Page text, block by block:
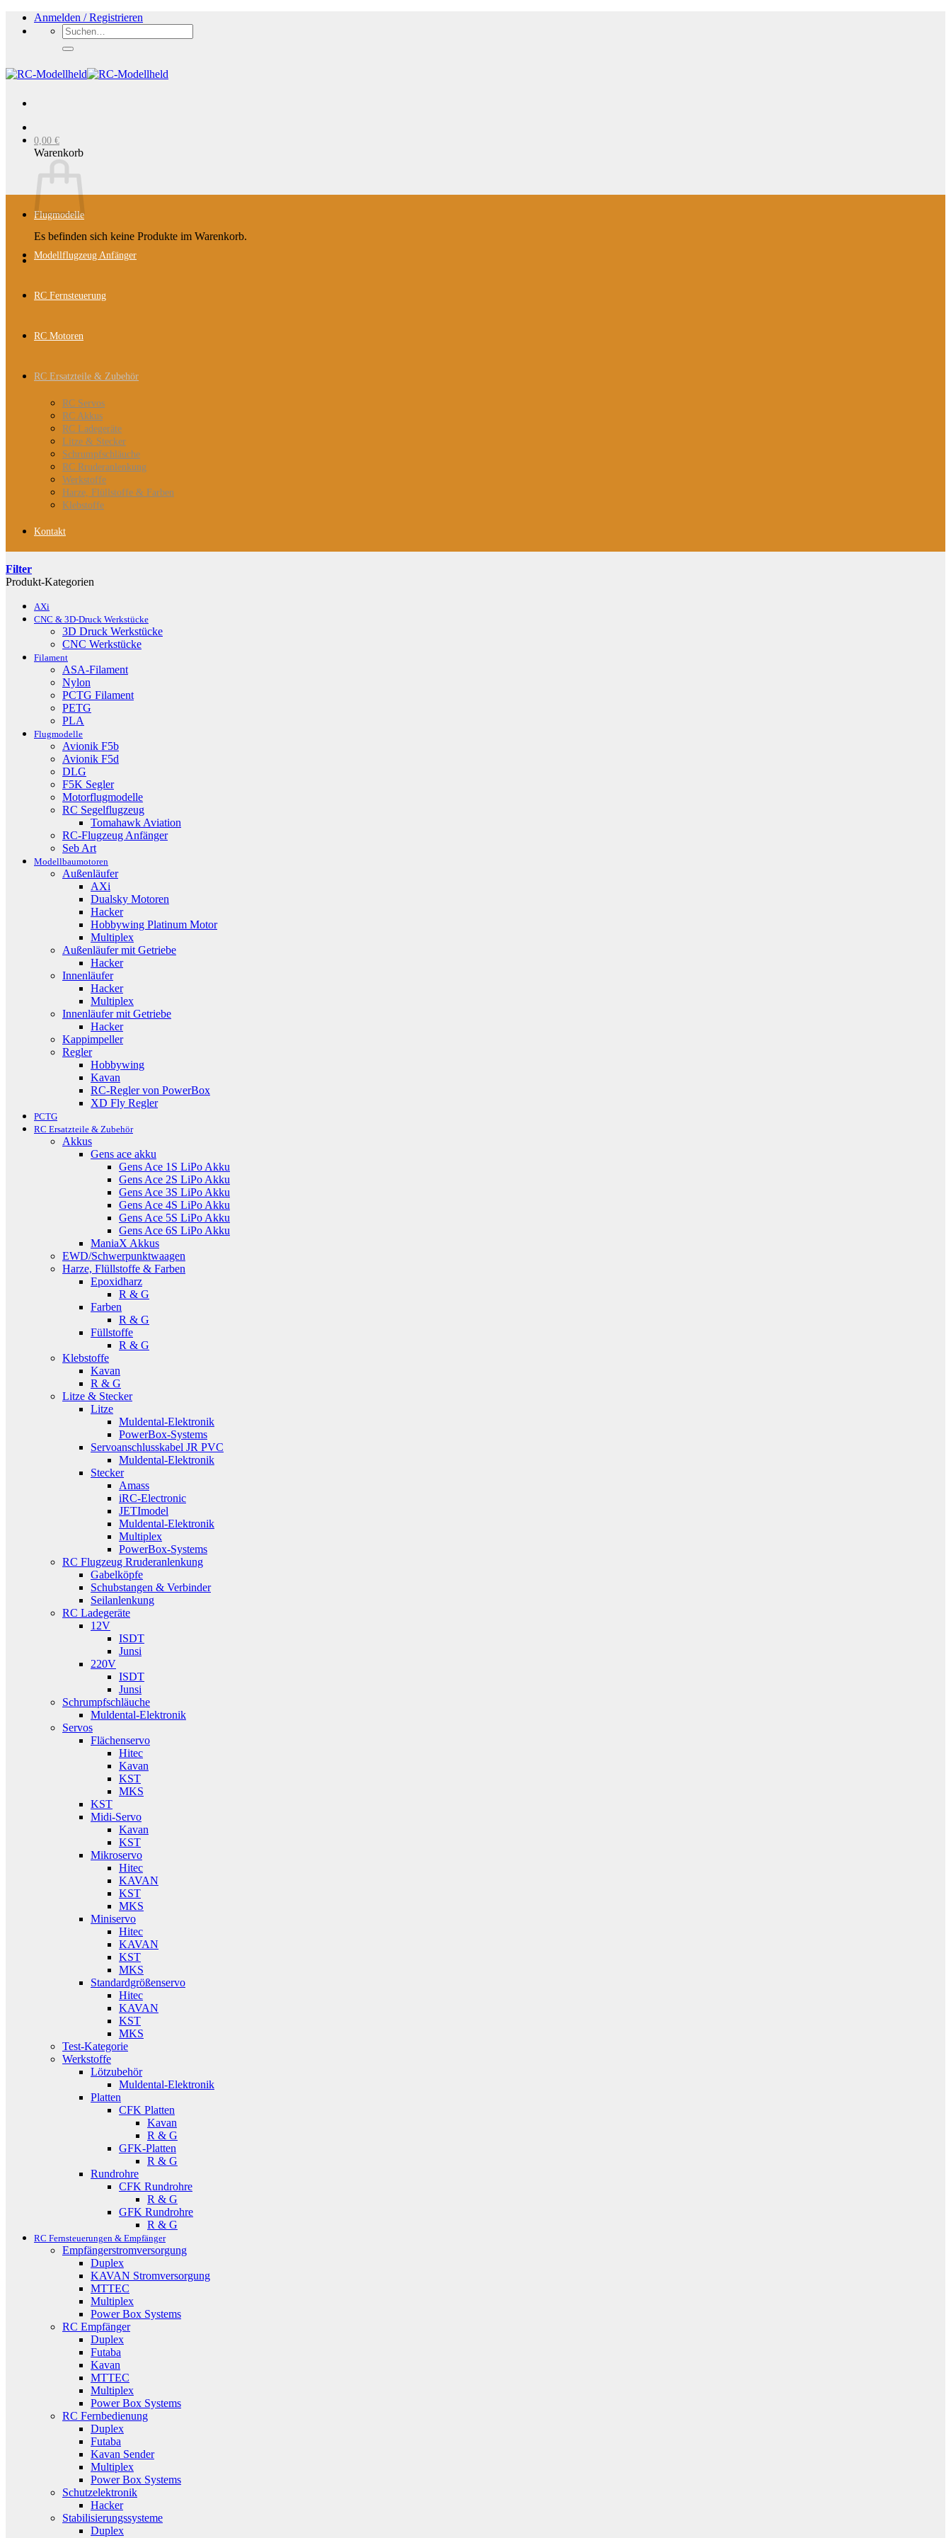
Zum
Inhalt
Anmelden / Registrieren
Suchen
nach:
0,00 €
Warenkorb
Es befinden sich keine Produkte im Warenkorb.
Flugmodelle
Modellflugzeug Anfänger
RC Fernsteuerung
RC Motoren
RC Ersatzteile & Zubehör
RC Servos
RC Akkus
RC Ladegeräte
Litze & Stecker
Schrumpfschläuche
RC Rruderanlenkung
Werkstoffe
Harze, Flüllstoffe & Farben
Klebstoffe
Kontakt
Filter
Produkt-Kategorien
AXi
CNC & 3D-Druck Werkstücke
3D Druck Werkstücke
CNC Werkstücke
Filament
ASA-Filament
Nylon
PCTG Filament
PETG
PLA
Flugmodelle
Avionik F5b
Avionik F5d
DLG
F5K Segler
Motorflugmodelle
RC Segelflugzeug
Tomahawk Aviation
RC-Flugzeug Anfänger
Seb Art
Modellbaumotoren
Außenläufer
AXi
Dualsky Motoren
Hacker
Hobbywing Platinum Motor
Multiplex
Außenläufer mit Getriebe
Hacker
Innenläufer
Hacker
Multiplex
Innenläufer mit Getriebe
Hacker
Kappimpeller
Regler
Hobbywing
Kavan
RC-Regler von PowerBox
XD Fly Regler
PCTG
RC Ersatzteile & Zubehör
Akkus
Gens ace akku
Gens Ace 1S LiPo Akku
Gens Ace 2S LiPo Akku
Gens Ace 3S LiPo Akku
Gens Ace 4S LiPo Akku
Gens Ace 5S LiPo Akku
Gens Ace 6S LiPo Akku
ManiaX Akkus
EWD/Schwerpunktwaagen
Harze, Flüllstoffe & Farben
Epoxidharz
R & G
Farben
R & G
Füllstoffe
R & G
Klebstoffe
Kavan
R & G
Litze & Stecker
Litze
Muldental-Elektronik
PowerBox-Systems
Servoanschlusskabel JR PVC
Muldental-Elektronik
Stecker
Amass
iRC-Electronic
JETImodel
Muldental-Elektronik
Multiplex
PowerBox-Systems
RC Flugzeug Rruderanlenkung
Gabelköpfe
Schubstangen & Verbinder
Seilanlenkung
RC Ladegeräte
12V
ISDT
Junsi
220V
ISDT
Junsi
Schrumpfschläuche
Muldental-Elektronik
Servos
Flächenservo
Hitec
Kavan
KST
MKS
KST
Midi-Servo
Kavan
KST
Mikroservo
Hitec
KAVAN
KST
MKS
Miniservo
Hitec
KAVAN
KST
MKS
Standardgrößenservo
Hitec
KAVAN
KST
MKS
Test-Kategorie
Werkstoffe
Lötzubehör
Muldental-Elektronik
Platten
CFK Platten
Kavan
R & G
GFK-Platten
R & G
Rundrohre
CFK Rundrohre
R & G
GFK Rundrohre
R & G
RC Fernsteuerungen & Empfänger
Empfängerstromversorgung
Duplex
KAVAN Stromversorgung
MTTEC
Multiplex
Power Box Systems
RC Empfänger
Duplex
Futaba
Kavan
MTTEC
Multiplex
Power Box Systems
RC Fernbedienung
Duplex
Futaba
Kavan Sender
Multiplex
Power Box Systems
Schutzelektronik
Hacker
Stabilisierungssysteme
Duplex